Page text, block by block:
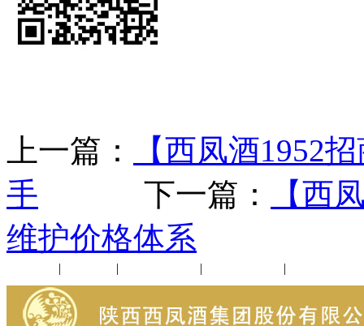
上一篇：
【西凤酒1952
手 下一篇：
【西
维护价格体系
| | | |